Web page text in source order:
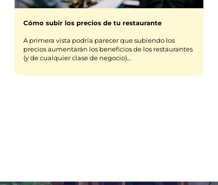
Cómo subir los precios de tu restaurante
A primera vista podría parecer que subiendo los
precios aumentarán los beneficios de los restaurantes
(y de cualquier clase de negocio)…